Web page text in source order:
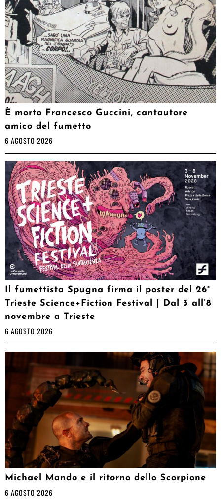
È morto Francesco Guccini, cantautore
amico del fumetto
6 AGOSTO 2026
Il fumettista Spugna firma il poster del 26°
Trieste Science+Fiction Festival | Dal 3 all’8
novembre a Trieste
6 AGOSTO 2026
Michael Mando e il ritorno dello Scorpione
6 AGOSTO 2026